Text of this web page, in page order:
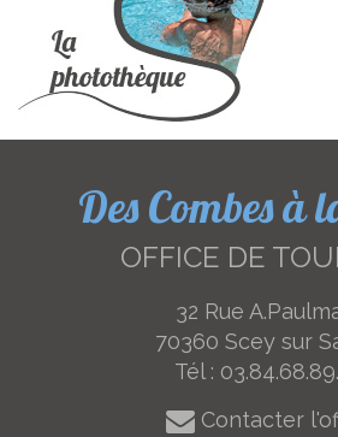
Des Combes à
OFFICE DE
32 Rue
70360 Scey sur
Tél :
Contacter